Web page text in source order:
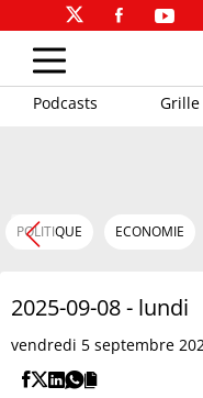
Podcasts Grille
POLITIQUE ECONOMIE
2025-09-08 - lundi
vendredi 5 septembre